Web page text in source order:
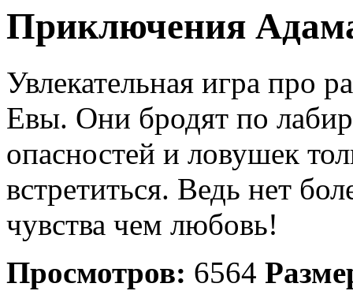
Приключения
Увлекательная игра про
Евы. Они бродят по
опасностей и ловушек
встретиться. Ведь нет
чувства чем любовь!
Просмотров: 6564